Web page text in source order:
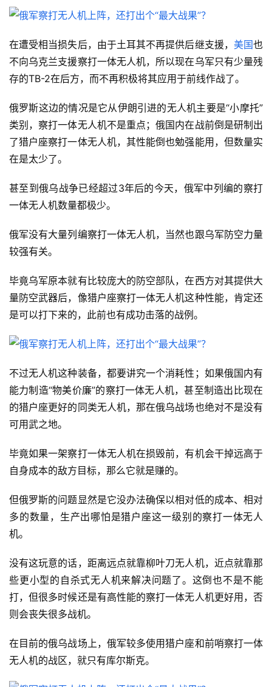
在遭受相当损失后，由于土耳其不再提供后继支援， 美国也
不向乌克兰支援察打一体无人机，所以现在乌军只有少量残
存的TB-2在后方，而不再积极将其应用于前线作战了。
俄罗斯这边的情况是它从伊朗引进的无人机主要是“小摩托”
类别，察打一体无人机不是重点；俄国内在战前倒是研制出
了猎户座察打一体无人机，其性能倒也勉强能用，但数量实
在是太少了。
甚至到俄乌战争已经超过3年后的今天，俄军中列编的察打
一体无人机数量都极少。
俄军没有大量列编察打一体无人机，当然也跟乌军防空力量
较强有关。
毕竟乌军原本就有比较庞大的防空部队，在西方对其提供大
量防空武器后，像猎户座察打一体无人机这种性能，肯定还
是可以打下来的，此前也有成功击落的战例。
不过无人机这种装备，都要讲究一个消耗性；如果俄国内有
能力制造“物美价廉”的察打一体无人机，甚至制造出比现在
的猎户座更好的同类无人机，那在俄乌战场也绝对不是没有
可用武之地。
毕竟如果一架察打一体无人机在损毁前，有机会干掉远高于
自身成本的敌方目标，那么它就是赚的。
但俄罗斯的问题显然是它没办法确保以相对低的成本、相对
多的数量，生产出哪怕是猎户座这一级别的察打一体无人
机。
没有这玩意的话，距离远点就靠柳叶刀无人机，近点就靠那
些更小型的自杀式无人机来解决问题了。这倒也不是不能
打，但很多时候还是有高性能的察打一体无人机更好用，否
则会丧失很多战机。
在目前的俄乌战场上，俄军较多使用猎户座和前哨察打一体
无人机的战区，就只有库尔斯克。